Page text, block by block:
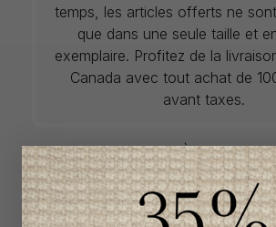
temps, les articles offerts ne
que dans une seule taille et
exemplaire. Profitez de la
Canada avec tout achat de
avant taxes.
ACCÈS RAPIDE
magasinez par